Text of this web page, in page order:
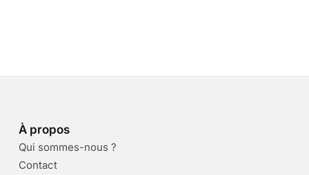
À propos
Qui sommes-nous ?
Contact